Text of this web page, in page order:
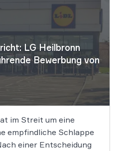
LG Heilbronn
Bewerbung von
im Streit um eine
empfindliche Schlappe
einer Entscheidung